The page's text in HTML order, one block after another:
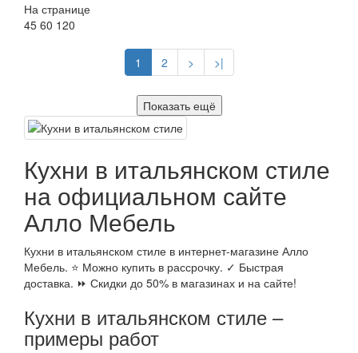
На странице
45 60 120
1 2 > >|
Показать ещё
Кухни в итальянском стиле
на официальном сайте
Алло Мебель
Кухни в итальянском стиле в интернет-магазине Алло
Мебель. ⭐ Можно купить в рассрочку. ✓ Быстрая
доставка. ⏩ Скидки до 50% в магазинах и на сайте!
Кухни в итальянском стиле –
примеры работ